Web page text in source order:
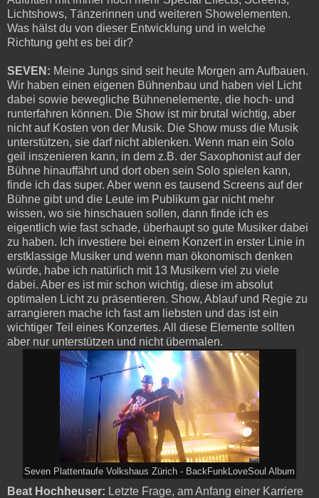
Lichtshows, Tänzerinnen und weiteren Showelementen.
Was hälst du von dieser Entwicklung und in welche
Richtung geht es bei dir?
SEVEN: Meine Jungs sind seit heute Morgen am Aufbauen.
Wir haben einen eigenen Bühnenbau und haben viel Licht
dabei sowie bewegliche Bühnenelemente, die hoch- und
runterfahren können. Die Show ist mir brutal wichtig, aber
nicht auf Kosten von der Musik. Die Show muss die Musik
unterstützen, sie darf nicht ablenken. Wenn man ein Solo
geil inszenieren kann, in dem z.B. der Saxophonist auf der
Bühne hinauffährt und dort oben sein Solo spielen kann,
finde ich das super. Aber wenn es tausend Screens auf der
Bühne gibt und die Leute im Publikum gar nicht mehr
wissen, wo sie hinschauen sollen, dann finde ich es
eigentlich wie fast schade, überhaupt so gute Musiker dabei
zu haben. Ich investiere bei einem Konzert in erster Linie in
erstklassige Musiker und wenn man ökonomisch denken
würde, habe ich natürlich mit 13 Musikern viel zu viele
dabei. Aber es ist mir schon wichtig, diese im absolut
optimalen Licht zu präsentieren. Show, Ablauf und Regie zu
arrangieren mache ich fast am liebsten und das ist ein
wichtiger Teil eines Konzertes. All diese Elemente sollten
aber nur unterstützen und nicht übermalen.
Seven Plattentaufe Volkshaus Zürich - BackFunkLoveSoul Album
Beat Hochheuser: Letzte Frage, am Anfang einer Karriere